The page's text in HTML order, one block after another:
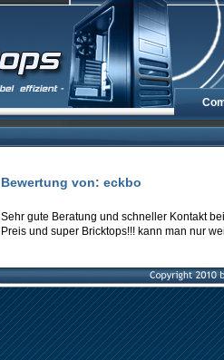
Bewertung von: eckbo
Sehr gute Beratung und schneller Kontakt
Preis und super Bricktops!!! kann man nur